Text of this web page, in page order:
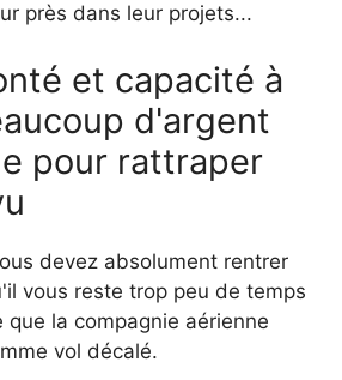
près dans leur projets...
et capacité à
d'argent
pour rattraper
devez absolument rentrer
vous reste trop peu de temps
que la compagnie aérienne
vol décalé.